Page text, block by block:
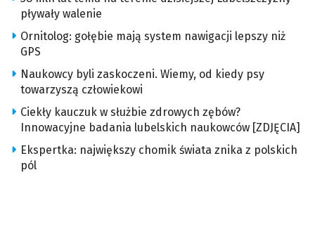
pływały walenie
Ornitolog: gołębie mają system nawigacji lepszy niż
GPS
Naukowcy byli zaskoczeni. Wiemy, od kiedy psy
towarzyszą człowiekowi
Ciekły kauczuk w służbie zdrowych zębów?
Innowacyjne badania lubelskich naukowców [ZDJĘCIA]
Ekspertka: największy chomik świata znika z polskich
pól